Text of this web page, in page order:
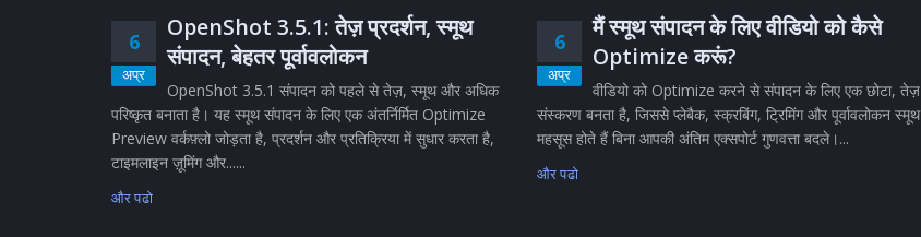
6
अप्र
OpenShot 3.5.1: तेज़ प्रदर्शन, स्मूथ
संपादन, बेहतर पूर्वावलोकन
OpenShot 3.5.1 संपादन को पहले से तेज़, स्मूथ और अधिक
परिष्कृत बनाता है। यह स्मूथ संपादन के लिए एक अंतर्निर्मित Optimize
Preview वर्कफ़्लो जोड़ता है, प्रदर्शन और प्रतिक्रिया में सुधार करता है,
टाइमलाइन ज़ूमिंग और......
और पढो
6
अप्र
मैं स्मूथ संपादन के लिए वीडियो को कैसे
Optimize करूं?
वीडियो को Optimize करने से संपादन के लिए एक छोटा, तेज़
संस्करण बनता है, जिससे प्लेबैक, स्क्रबिंग, ट्रिमिंग और पूर्वावलोकन स्मूथ
महसूस होते हैं बिना आपकी अंतिम एक्सपोर्ट गुणवत्ता बदले।...
और पढो